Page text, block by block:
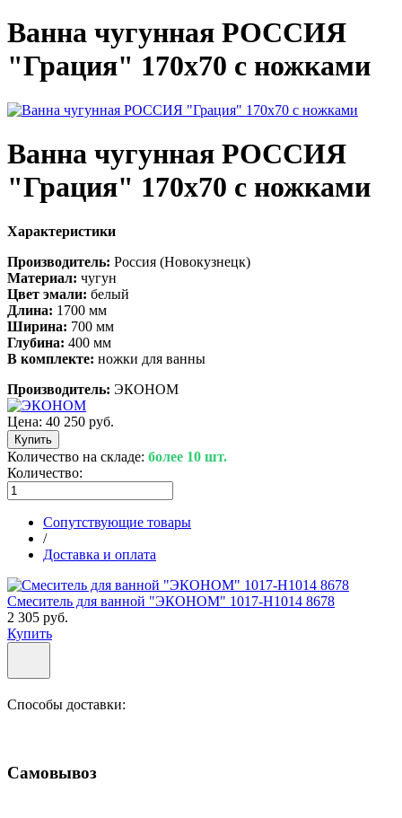
Ванна чугунная РОССИЯ
"Грация" 170х70 с ножками
Ванна чугунная РОССИЯ
"Грация" 170х70 с ножками
Характеристики
Производитель: Россия (Новокузнецк)
Материал: чугун
Цвет эмали: белый
Длина: 1700 мм
Ширина: 700 мм
Глубина: 400 мм
В комплекте: ножки для ванны
Производитель: ЭКОНОМ
Цена: 40 250 руб.
Количество на складе: более 10 шт.
Количество:
Сопутствующие товары
/
Доставка и оплата
Смеситель для ванной "ЭКОНОМ" 1017-H1014 8678
2 305 руб.
Купить
Способы доставки:
Самовывоз